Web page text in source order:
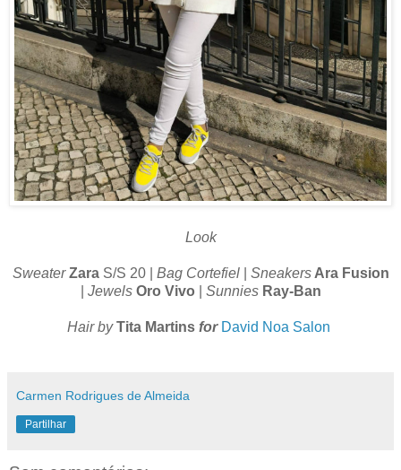
Look
Sweater ZaraS/S 20 | Bag Cortefiel| SneakersAra Fusion
Jewels Oro Vivo SunniesRay-Ban
Hair byTita Martins for David Noa Salon
Carmen Rodrigues de Almeida
Partilhar